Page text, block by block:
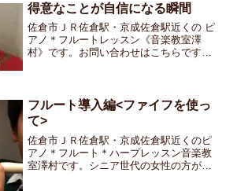
得意なことが自信になる瞬間
佐倉市ＪＲ佐倉駅・京成佐倉駅近くの ピ
アノ＊フルートレッスン《音楽教室澤
村》です。お問い合わせはこちらです冬
曲を、弾こうかな～」でも...
フルート導入編<ファイフを使っ
て>
佐倉市ＪＲ佐倉駅・京成佐倉駅近くのピ
アノ＊フルート＊ハープレッスン音楽教
室澤村です。シニア世代の女性の方がフ